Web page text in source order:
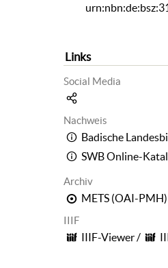
Links
Social Media
Nachweis
Badische
SWB Online-
Archiv
METS (OAI-PMH)
IIIF
IIIF-Viewer/